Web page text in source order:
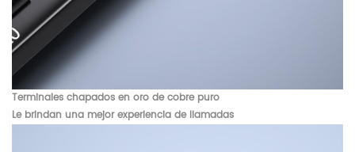
Terminales chapados en oro de cobre puro
Le brindan una mejor experiencia de llamadas